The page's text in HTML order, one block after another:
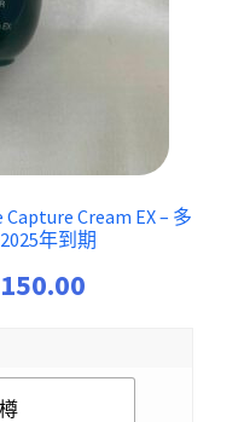
Cream EX – 多
年到期
150.00
$ 45.00